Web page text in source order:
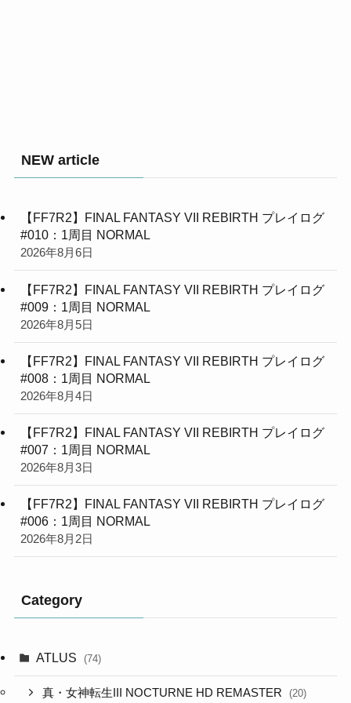
NEW article
【FF7R2】FINAL FANTASY VII REBIRTH プレイログ
#010：1周目 NORMAL
2026年8月6日
【FF7R2】FINAL FANTASY VII REBIRTH プレイログ
#009：1周目 NORMAL
2026年8月5日
【FF7R2】FINAL FANTASY VII REBIRTH プレイログ
#008：1周目 NORMAL
2026年8月4日
【FF7R2】FINAL FANTASY VII REBIRTH プレイログ
#007：1周目 NORMAL
2026年8月3日
【FF7R2】FINAL FANTASY VII REBIRTH プレイログ
#006：1周目 NORMAL
2026年8月2日
Category
ATLUS (74)
真・女神転生III NOCTURNE HD REMASTER (20)